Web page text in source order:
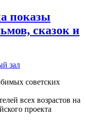
показы
сказок и
зал
всех возрастов на
проекта